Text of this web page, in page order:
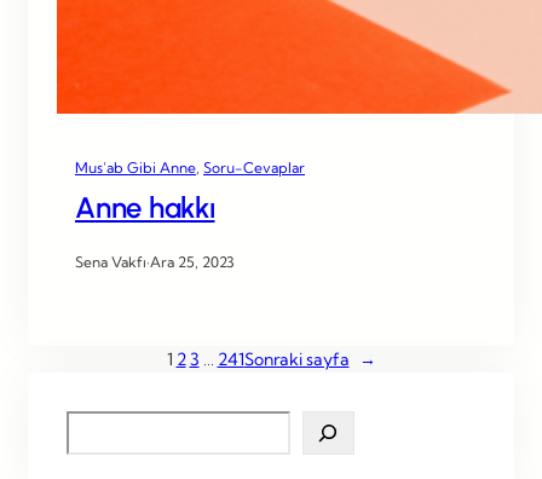
Mus’ab Gibi Anne Soru-Cevaplar
Anne hakkı
Sena Vakfı·Ara 25, 2023
1 23 … 241Sonraki sayfa →
e